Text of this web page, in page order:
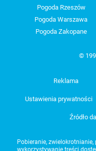
Pogoda Rzeszów
Pogoda Warszawa
Pogoda Zakopane
©
Reklama
Ustawienia prywatności
Źródło
Pobieranie,
wykorzystywanie treści